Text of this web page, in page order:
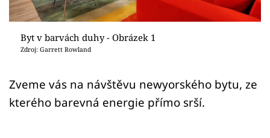
Přihlášení
Byt v barvách duhy - Obrázek 1
Zdroj: Garrett Rowland
Zveme vás na návštěvu newyorského bytu, ze
kterého barevná energie přímo srší.